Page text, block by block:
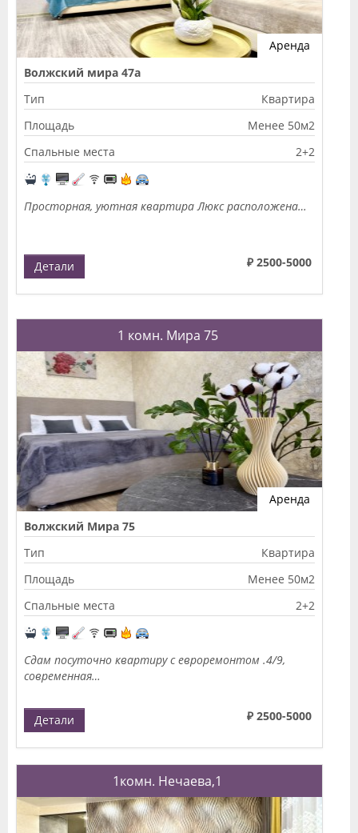
Аренда
Волжский мира 47а
Тип
Квартира
Площадь
Менее 50м2
Спальные места
2+2
Просторная, уютная квартира Люкс расположена…
₽ 2500-5000
Детали
1 комн. Мира 75
Аренда
Волжский Мира 75
Тип
Квартира
Площадь
Менее 50м2
Спальные места
2+2
Сдам посуточно квартиру с евроремонтом .4/9,
современная…
₽ 2500-5000
Детали
1комн. Нечаева,1